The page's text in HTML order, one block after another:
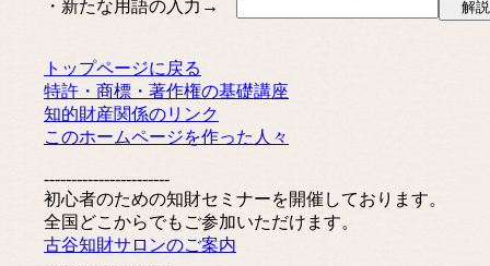
・新たな用語の入力→
トップページに戻る
特許・商標・著作権の基礎講座
知的財産関係のリンク
このホームページを作った人々
-----------------------
初心者のための知財セミナーを開催しております。
全国どこからでもご参加いただけます。
古谷知財サロンのご案内